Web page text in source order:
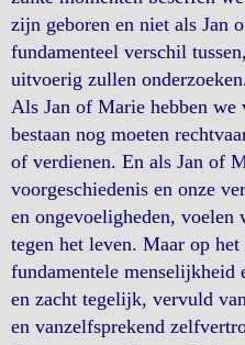
zijn geboren en niet als Jan
fundamenteel verschil
uitvoerig zullen
Als Jan of Marie hebben we
bestaan nog moeten
of verdienen. En als Jan of
voorgeschiedenis en onze
en ongevoeligheden, voelen
tegen het leven. Maar op
fundamentele menselijkheid
en zacht tegelijk, vervuld
en vanzelfsprekend